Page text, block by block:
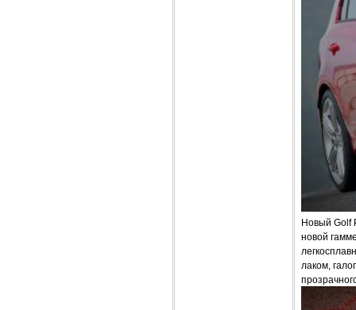
Новый Golf
новой
лаком,